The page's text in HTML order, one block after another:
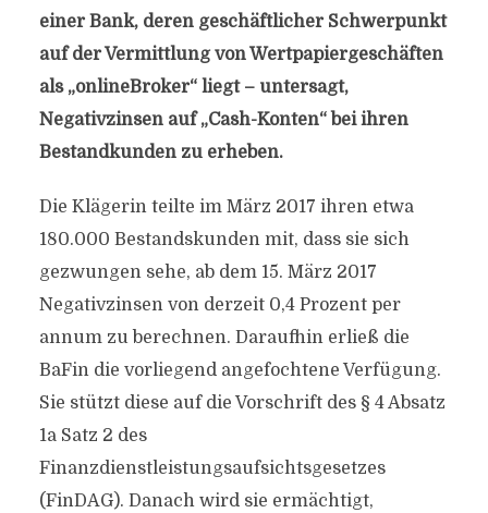
einer Bank, deren geschäftlicher Schwerpunkt
auf der Vermittlung von Wertpapiergeschäften
als „onlineBroker“ liegt – untersagt,
Negativzinsen auf „Cash-Konten“ bei ihren
Bestandkunden zu erheben.
Die Klägerin teilte im März 2017 ihren etwa
180.000 Bestandskunden mit, dass sie sich
gezwungen sehe, ab dem 15. März 2017
Negativzinsen von derzeit 0,4 Prozent per
annum zu berechnen. Daraufhin erließ die
BaFin die vorliegend angefochtene Verfügung.
Sie stützt diese auf die Vorschrift des § 4 Absatz
1a Satz 2 des
Finanzdienstleistungsaufsichtsgesetzes
(FinDAG). Danach wird sie ermächtigt,